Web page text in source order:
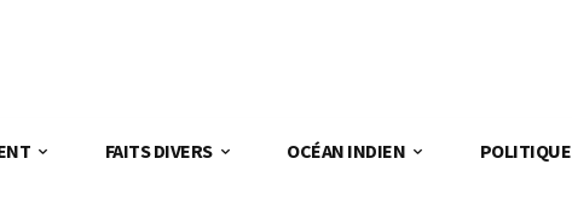
FAITS DIVERS OCÉAN INDIEN POLITIQUE